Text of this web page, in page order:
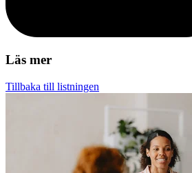
Läs mer
Tillbaka till listningen